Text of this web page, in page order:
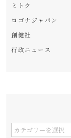
ミトク
ロゴナジャパン
創健社
行政ニュース
カ